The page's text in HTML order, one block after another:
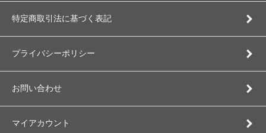
特定商取引法に基づく表記
プライバシーポリシー
お問い合わせ
マイアカウント